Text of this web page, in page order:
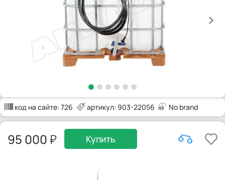
код на сайте: 726 артикул: 903-22056 No brand
95 000 Купить